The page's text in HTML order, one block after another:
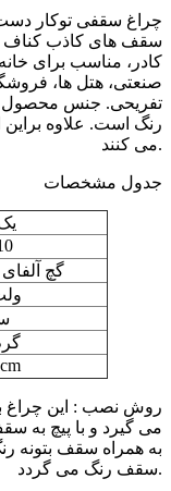
چراغ سقفی توکار
سقف های کاذب کناف
کادر، مناسب برای
صنعتی، هتل ها،
تفریحی. جنس محصول
رنگ است. علاوه
می کنند.
جدول مشخصات
گچ
220
350
روش نصب : این چراغ
می گیرد و با پیچ به
به همراه سقف بتونه
سقف رنگ می گردد.